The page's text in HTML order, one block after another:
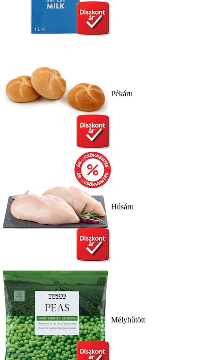
Pékáru
Húsáru
Mélyhűtött